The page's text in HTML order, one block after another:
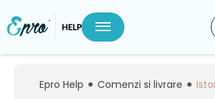
Epro Help Comenzi si livrare